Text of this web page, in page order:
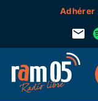
Adhérer